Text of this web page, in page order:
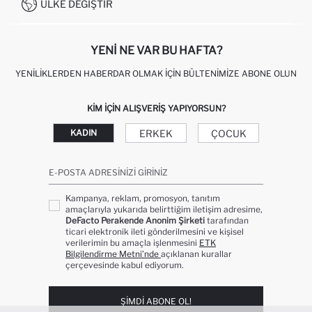
ÜLKE DEĞIŞTIR
YENI NE VAR BU HAFTA?
YENILIKLERDEN HABERDAR OLMAK İÇIN BÜLTENIMIZE ABONE OLUN
KIM IÇIN ALIŞVERIŞ YAPIYORSUN?
KADIN ERKEK ÇOCUK
E-POSTA ADRESINIZI GIRINIZ
Kampanya, reklam, promosyon, tanıtım
amaçlarıyla yukarıda belirttiğim iletişim adresime,
DeFacto Perakende Anonim Şirketi tarafından
ticari elektronik ileti gönderilmesini ve kişisel
verilerimin bu amaçla işlenmesini ETK
Bilgilendirme Metni’nde açıklanan kurallar
çerçevesinde kabul ediyorum.
ŞIMDI ABONE OL!